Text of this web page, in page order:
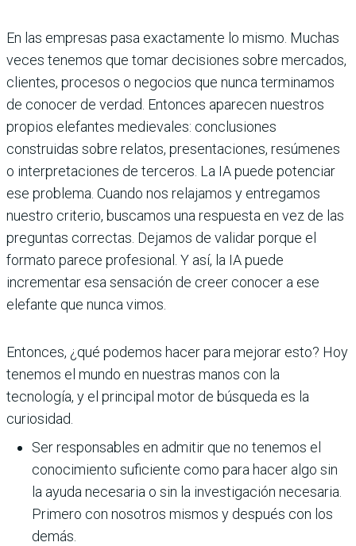
En las empresas pasa exactamente lo mismo. Muchas
veces tenemos que tomar decisiones sobre mercados,
clientes, procesos o negocios que nunca terminamos
de conocer de verdad. Entonces aparecen nuestros
propios elefantes medievales: conclusiones
construidas sobre relatos, presentaciones, resúmenes
o interpretaciones de terceros. La IA puede potenciar
ese problema. Cuando nos relajamos y entregamos
nuestro criterio, buscamos una respuesta en vez de las
preguntas correctas. Dejamos de validar porque el
formato parece profesional. Y así, la IA puede
incrementar esa sensación de creer conocer a ese
elefante que nunca vimos.
Entonces, ¿qué podemos hacer para mejorar esto? Hoy
tenemos el mundo en nuestras manos con la
tecnología, y el principal motor de búsqueda es la
curiosidad.
Ser responsables en admitir que no tenemos el
conocimiento suficiente como para hacer algo sin
la ayuda necesaria o sin la investigación necesaria.
Primero con nosotros mismos y después con los
demás.